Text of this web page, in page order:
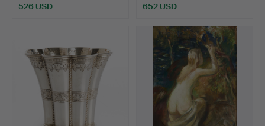
526 USD 652 USD